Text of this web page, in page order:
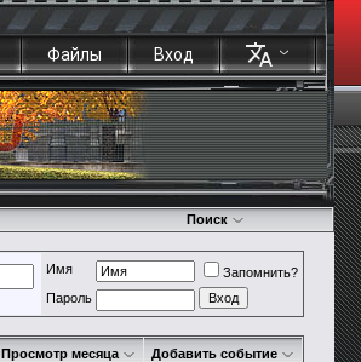
Файлы Вход
Поиск
Имя
Запомнить?
Пароль
Просмотр месяца Добавить событие